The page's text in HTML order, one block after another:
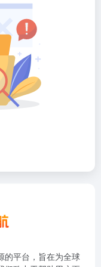
的平台，旨在为全球